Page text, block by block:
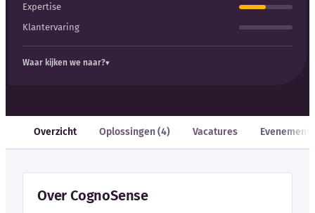
Expertise
Klantervaring
Waar kijken we naar?
Overzicht Oplossingen (4) Vacatures
Over CognoSense